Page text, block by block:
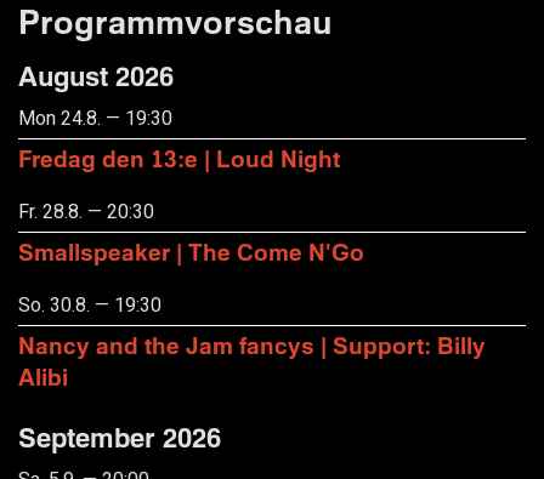
Programmvorschau
August 2026
Mon 24.8. — 19:30
Fredag den 13:e | Loud Night
Fr. 28.8. — 20:30
Smallspeaker | The Come N'Go
So. 30.8. — 19:30
Nancy and the Jam fancys | Support: Billy
Alibi
September 2026